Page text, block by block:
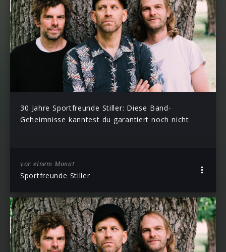
30 Jahre Sportfreunde Stiller: Diese Band-
Geheimnisse kanntest du garantiert noch nicht
vor einem Monat
Sportfreunde Stiller